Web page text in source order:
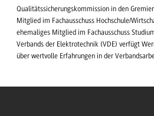
Qualitätssicherungskommission in den
Mitglied im Fachausschuss Hochschule/
ehemaliges Mitglied im Fachausschuss
Verbands der Elektrotechnik (VDE) verfügt
über wertvolle Erfahrungen in der